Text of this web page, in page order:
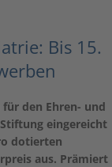
Bis 15.
den Ehren- und
eingereicht
dotierten
aus. Prämiert